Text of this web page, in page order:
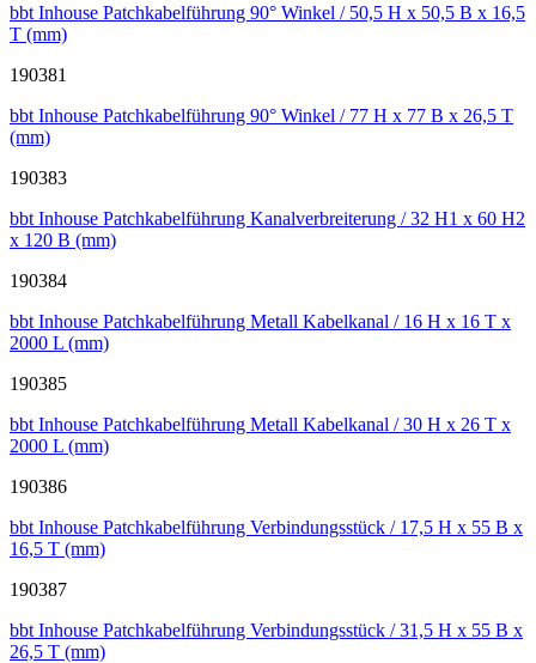
bbt Inhouse Patchkabelführung 90° Winkel / 50,5 H x 50,5 B x 16,5
T (mm)
190381
bbt Inhouse Patchkabelführung 90° Winkel / 77 H x 77 B x 26,5 T
(mm)
190383
bbt Inhouse Patchkabelführung Kanalverbreiterung / 32 H1 x 60 H2
x 120 B (mm)
190384
bbt Inhouse Patchkabelführung Metall Kabelkanal / 16 H x 16 T x
2000 L (mm)
190385
bbt Inhouse Patchkabelführung Metall Kabelkanal / 30 H x 26 T x
2000 L (mm)
190386
bbt Inhouse Patchkabelführung Verbindungsstück / 17,5 H x 55 B x
16,5 T (mm)
190387
bbt Inhouse Patchkabelführung Verbindungsstück / 31,5 H x 55 B x
26,5 T (mm)